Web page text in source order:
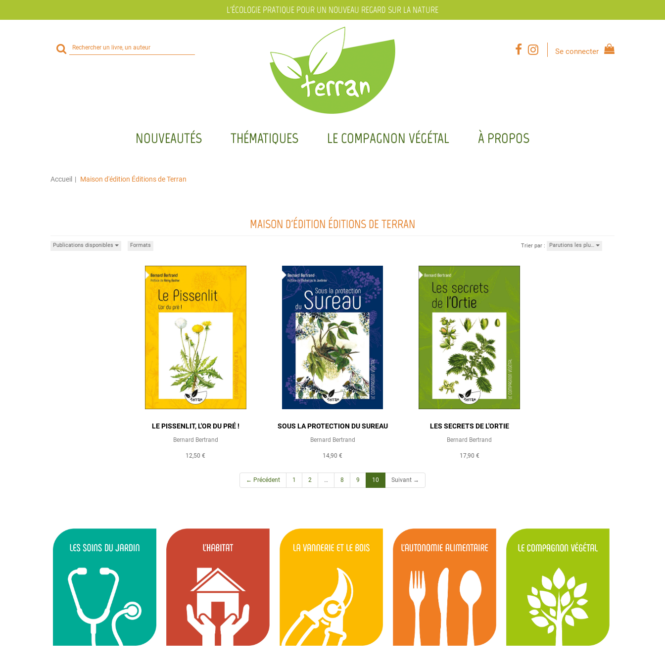
L'ÉCOLOGIE PRATIQUE POUR UN NOUVEAU REGARD SUR LA NATURE
Rechercher
sur
Se connecter
NOUVEAUTÉS THÉMATIQUES LE COMPAGNON VÉGÉTAL À PROPOS
Accueil Maison d'édition Éditions de Terran
MAISON D'ÉDITION ÉDITIONS DE TERRAN
Publications disponibles Formats Trier par : Parutions les plu…
LE PISSENLIT, L'OR DU PRÉ !
Bernard Bertrand
12,50 €
SOUS LA PROTECTION DU SUREAU
Bernard Bertrand
14,90 €
LES SECRETS DE L'ORTIE
Bernard Bertrand
17,90 €
← Précédent 1 2 … 8 9 10 (current)Suivant →